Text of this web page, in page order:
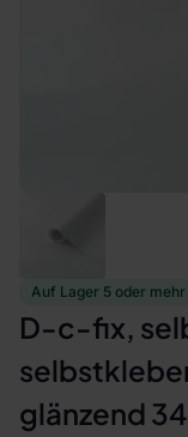
Auf Lager 5 oder
D-c-fix,
glänzend